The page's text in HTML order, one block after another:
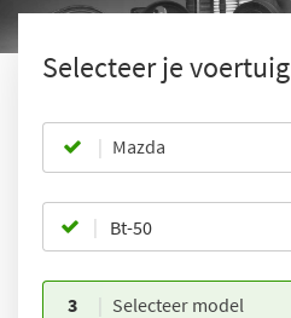
Selecteer je voertuig
Mazda
3 Selecteer model